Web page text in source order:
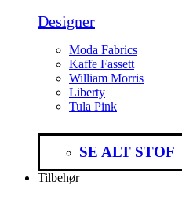
Designer
Moda Fabrics
Kaffe Fassett
William Morris
Liberty
Tula Pink
SE ALT STOF
Tilbehør